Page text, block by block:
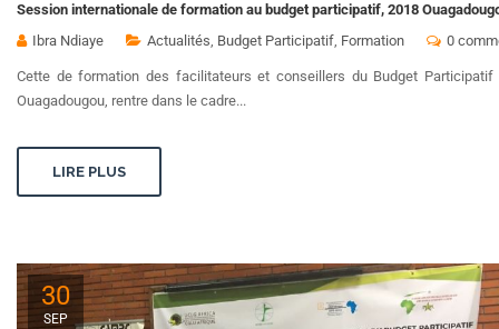
Session internationale de formation au budget participatif, 2018
Ibra Ndiaye
Actualités, Budget Participatif, Formation 0
Cette de formation des facilitateurs et conseillers du Budget
Ouagadougou, rentre dans le cadre...
LIRE PLUS
30
SEP